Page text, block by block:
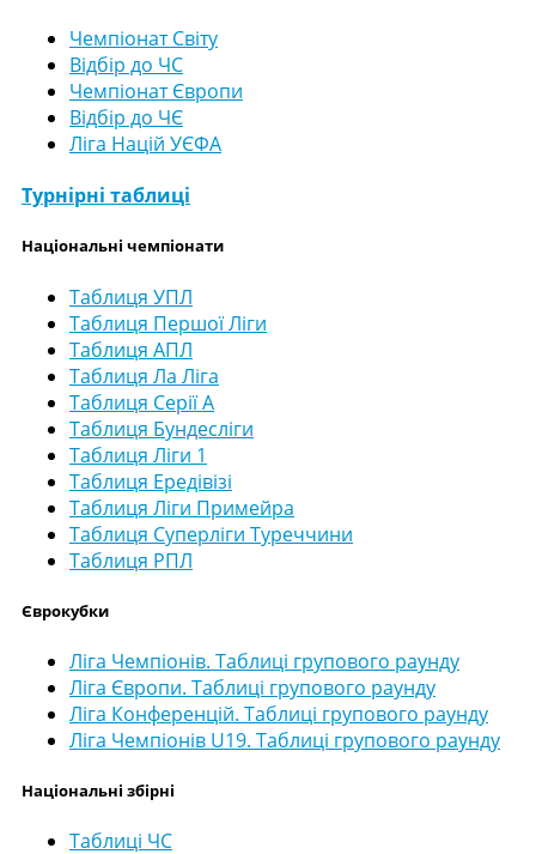
Чемпіонат Світу
Відбір до ЧС
Чемпіонат Європи
Відбір до ЧЄ
Ліга Націй УЄФА
Турнірні таблиці
Національні чемпіонати
Таблиця УПЛ
Таблиця Першої Ліги
Таблиця АПЛ
Таблиця Ла Ліга
Таблиця Серії А
Таблиця Бундесліги
Таблиця Ліги 1
Таблиця Ередівізі
Таблиця Ліги Примейра
Таблиця Суперліги Туреччини
Таблиця РПЛ
Єврокубки
Ліга Чемпіонів. Таблиці групового раунду
Ліга Європи. Таблиці групового раунду
Ліга Конференцій. Таблиці групового раунду
Ліга Чемпіонів U19. Таблиці групового раунду
Національні збірні
Таблиці ЧС